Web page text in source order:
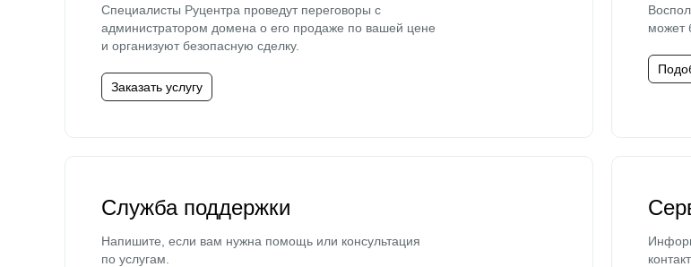
Специалисты Руцентра проведут переговоры с
администратором домена о его продаже по вашей цене
и организуют безопасную сделку.
Заказать услугу
может
Служба поддержки
Напишите, если вам нужна помощь или консультация
по услугам.